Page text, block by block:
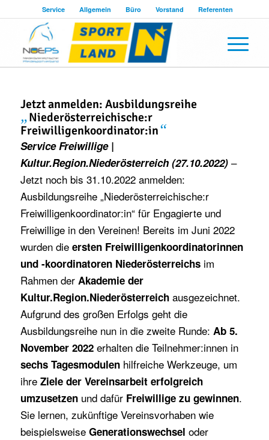
Service Allgemein Büro Vorstand Referenten
Jetzt anmelden: Ausbildungsreihe
„Niederösterreichische:r
Freiwilligenkoordinator:in“
Service Freiwillige |
Kultur.Region.Niederösterreich (27.10.2022)–
Jetzt noch bis 31.10.2022 anmelden:
Ausbildungsreihe „Niederösterreichische:r
Freiwilligenkoordinator:in“ für Engagierte und
Freiwillige in den Vereinen! Bereits im Juni 2022
wurden die ersten Freiwilligenkoordinatorinnen
und -koordinatoren Niederösterreichsim
Rahmen der Akademie der
Kultur.Region.Niederösterreichausgezeichnet.
Aufgrund des großen Erfolgs geht die
Ausbildungsreihe nun in die zweite Runde: Ab 5.
November 2022erhalten die Teilnehmer:innen in
sechs Tagesmodulenhilfreiche Werkzeuge, um
ihre Ziele der Vereinsarbeit erfolgreich
umzusetzenund dafür Freiwillige zu gewinnen.
Sie lernen, zukünftige Vereinsvorhaben wie
beispielsweise Generationswechsel oder